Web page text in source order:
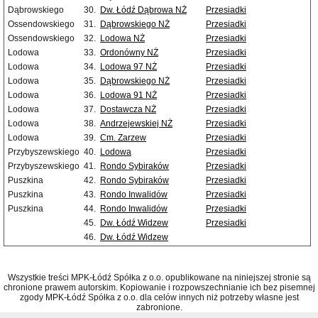
Dąbrowskiego
30. Dw. Łódź Dąbrowa NŻ
Przesiadki
Ossendowskiego
31. Dąbrowskiego NŻ
Przesiadki
Ossendowskiego
32. Lodowa NŻ
Przesiadki
Lodowa
33. Ordonówny NŻ
Przesiadki
Lodowa
34. Lodowa 97 NŻ
Przesiadki
Lodowa
35. Dąbrowskiego NŻ
Przesiadki
Lodowa
36. Lodowa 91 NŻ
Przesiadki
Lodowa
37. Dostawcza NŻ
Przesiadki
Lodowa
38. Andrzejewskiej NŻ
Przesiadki
Lodowa
39. Cm. Zarzew
Przesiadki
Przybyszewskiego 40. Lodowa
Przesiadki
Przybyszewskiego 41. Rondo Sybiraków
Przesiadki
Puszkina
42. Rondo Sybiraków
Przesiadki
Puszkina
43. Rondo Inwalidów
Przesiadki
Puszkina
44. Rondo Inwalidów
Przesiadki
45. Dw. Łódź Widzew
Przesiadki
46. Dw. Łódź Widzew
Wszystkie treści MPK-Łódź Spółka z o.o. opublikowane na niniejszej stronie są
chronione prawem autorskim. Kopiowanie i rozpowszechnianie ich bez pisemnej
zgody MPK-Łódź Spółka z o.o. dla celów innych niż potrzeby własne jest
zabronione.